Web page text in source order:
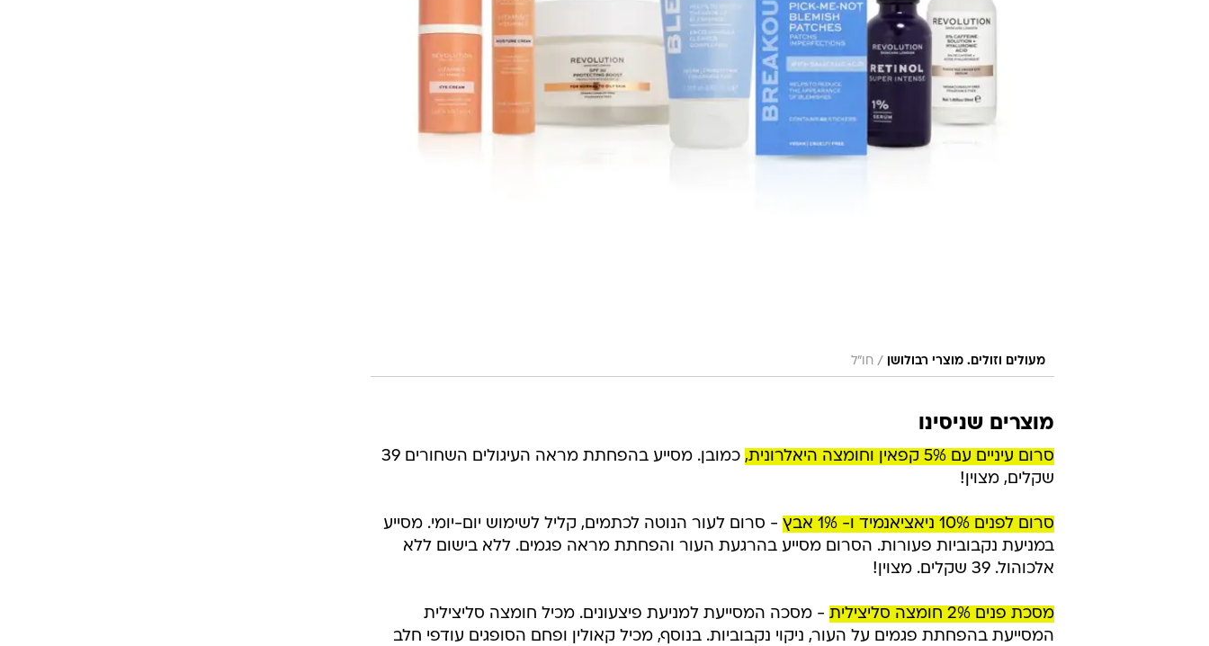
מעולים וזולים. מוצרי רבולושן / חו"ל
מוצרים שניסינו
סרום עיניים עם 5% קפאין וחומצה היאלרונית,
כמובן. מסייע בהפחתת מראה העיגולים השחורים 39
שקלים, מצוין!
סרום לפנים 10% ניאציאנמיד ו- 1% אבץ
- סרום לעור הנוטה לכתמים, קליל לשימוש יום-יומי. מסייע
במניעת נקבוביות פעורות. הסרום מסייע בהרגעת העור והפחתת מראה פגמים. ללא בישום ללא
אלכוהול. 39 שקלים. מצוין!
מסכת פנים 2% חומצה סליצילית
- מסכה המסייעת למניעת פיצעונים. מכיל חומצה סליצילית
המסייעת בהפחתת פגמים על העור, ניקוי נקבוביות. בנוסף, מכיל קאולין ופחם הסופגים עודפי חלב